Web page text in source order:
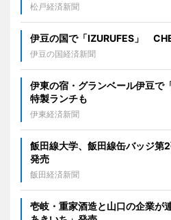
松戸経済新聞
伊豆の国で「IZURUFES」
伊豆の国経済新聞
伊東の宿・グランベール伊豆で
特製ランチも
伊東経済新聞
飯田線大学、飯田線缶バッジ第
発売
飯田経済新聞
壱岐・重家酒造と山口の企業